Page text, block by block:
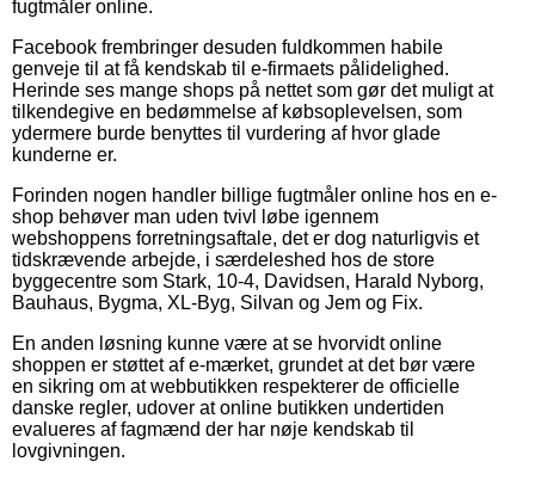
fugtmåler online.
Facebook frembringer desuden fuldkommen habile
genveje til at få kendskab til e-firmaets pålidelighed.
Herinde ses mange shops på nettet som gør det muligt at
tilkendegive en bedømmelse af købsoplevelsen, som
ydermere burde benyttes til vurdering af hvor glade
kunderne er.
Forinden nogen handler billige fugtmåler online hos en e-
shop behøver man uden tvivl løbe igennem
webshoppens forretningsaftale, det er dog naturligvis et
tidskrævende arbejde, i særdeleshed hos de store
byggecentre som Stark, 10-4, Davidsen, Harald Nyborg,
Bauhaus, Bygma, XL-Byg, Silvan og Jem og Fix.
En anden løsning kunne være at se hvorvidt online
shoppen er støttet af e-mærket, grundet at det bør være
en sikring om at webbutikken respekterer de officielle
danske regler, udover at online butikken undertiden
evalueres af fagmænd der har nøje kendskab til
lovgivningen.